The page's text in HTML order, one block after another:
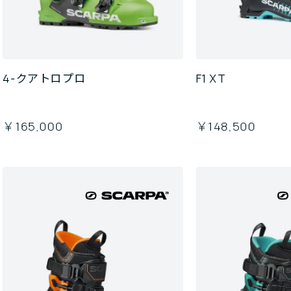
4-クアトロプロ
￥165,000
F1 XT
￥148,500